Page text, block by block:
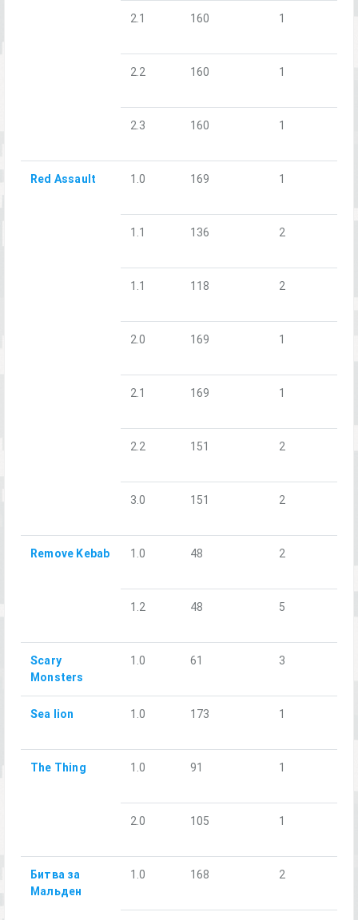
2.1 160 1
2.2 160 1
2.3 160 1
Red Assault 1.0 169 1
1.1 136 2
1.1 118 2
2.0 169 1
2.1 169 1
2.2 151 2
3.0 151 2
Remove Kebab 1.0 48 2
1.2 48 5
Scary
Monsters
1.0 61 3
Sea lion 1.0 173 1
The Thing 1.0 91 1
2.0 105 1
Битва за
Мальден
1.0 168 2